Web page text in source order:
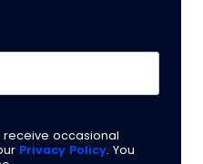
receive occasional
Privacy Policy. You